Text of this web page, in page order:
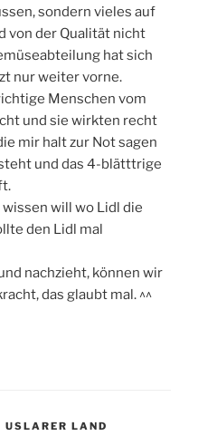
sondern vieles auf
von der Qualität nicht
hat sich
nur weiter vorne.
Menschen vom
und sie wirkten recht
mir halt zur Not sagen
und das 4-blätttrige
will wo Lidl die
den Lidl mal
nachzieht, können wir
das glaubt mal. ^^
USLARER LAND